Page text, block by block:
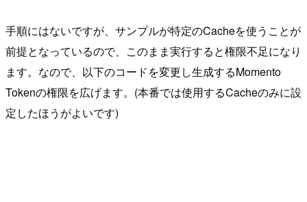
手順にはないですが、サンプルが特定のCacheを使うことが
前提となっているので、このまま実行すると権限不足になり
ます。なので、以下のコードを変更し生成するMomento
Tokenの権限を広げます。(本番では使用するCacheのみに設
定したほうがよいです)